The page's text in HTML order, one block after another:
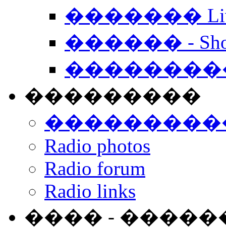
�������
������ -
���������
Radio photos
Radio forum
Radio links
���� -